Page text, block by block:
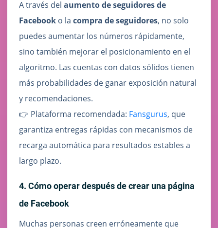
A través del aumento de seguidores de
Facebook o la compra de seguidores, no solo
puedes aumentar los números rápidamente,
sino también mejorar el posicionamiento en el
algoritmo. Las cuentas con datos sólidos tienen
más probabilidades de ganar exposición natural
y recomendaciones.
👉 Plataforma recomendada: Fansgurus, que
garantiza entregas rápidas con mecanismos de
recarga automática para resultados estables a
largo plazo.
4. Cómo operar después de crear una página
de Facebook
Muchas personas creen erróneamente que